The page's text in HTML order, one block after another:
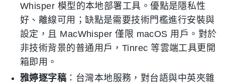
Whisper 模型的本地部署工具。優點是隱私性
好、離線可用；缺點是需要技術門檻進行安裝與
設定，且 MacWhisper 僅限 macOS 用戶。對於
非技術背景的普通用戶，Tinrec 等雲端工具更開
箱即用。
雅婷逐字稿 ：台灣本地服務，對台語與中英夾雜